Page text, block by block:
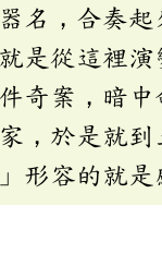
名，合奏
是從這裡演
奇案，暗
，於是就
形容的就是